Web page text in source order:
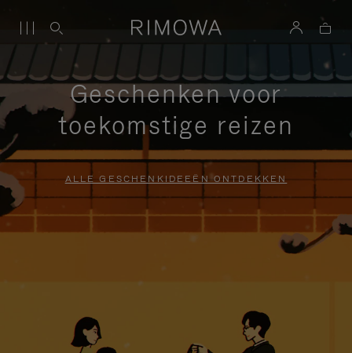
Geschenken voor
toekomstige reizen
ALLE GESCHENKIDEEËN ONTDEKKEN